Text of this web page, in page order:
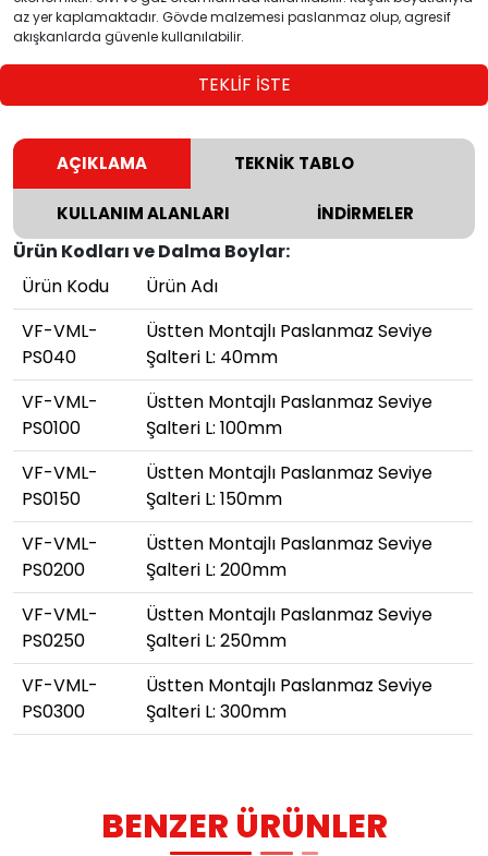
az yer kaplamaktadır. Gövde malzemesi paslanmaz olup, agresif
akışkanlarda güvenle kullanılabilir.
TEKLİF İSTE
AÇIKLAMA TEKNİK TABLO
KULLANIM ALANLARI İNDİRMELER
Ürün Kodları ve Dalma Boylar:
Ürün Kodu
Ürün Adı
VF-VML-
PS040
Üstten Montajlı Paslanmaz Seviye
Şalteri L: 40mm
VF-VML-
PS0100
Üstten Montajlı Paslanmaz Seviye
Şalteri L: 100mm
VF-VML-
PS0150
Üstten Montajlı Paslanmaz Seviye
Şalteri L: 150mm
VF-VML-
PS0200
Üstten Montajlı Paslanmaz Seviye
Şalteri L: 200mm
VF-VML-
PS0250
Üstten Montajlı Paslanmaz Seviye
Şalteri L: 250mm
VF-VML-
PS0300
Üstten Montajlı Paslanmaz Seviye
Şalteri L: 300mm
BENZER ÜRÜNLER